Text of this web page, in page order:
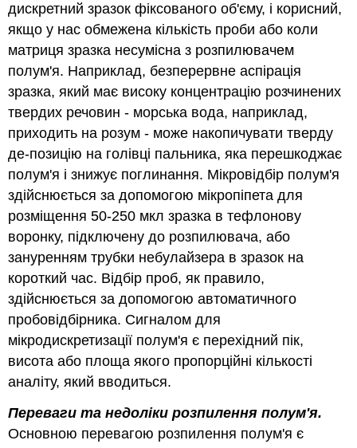
дискретний зразок фіксованого об'єму, і корисний,
якщо у нас обмежена кількість проби або коли
матриця зразка несумісна з розпилювачем
полум'я. Наприклад, безперервне аспірація
зразка, який має високу концентрацію розчинених
твердих речовин - морська вода, наприклад,
приходить на розум - може накопичувати тверду
де-позицію на голівці пальника, яка перешкоджає
полум'я і знижує поглинання. Мікровідбір полум'я
здійснюється за допомогою мікропіпета для
розміщення 50-250 мкл зразка в тефлонову
воронку, підключену до розпилювача, або
зануренням трубки небулайзера в зразок на
короткий час. Відбір проб, як правило,
здійснюється за допомогою автоматичного
пробовідбірника. Сигналом для
мікродискретизації полум'я є перехідний пік,
висота або площа якого пропорційні кількості
аналіту, який вводиться.
Переваги та недоліки розпилення полум'я.
Основною перевагою розпилення полум'я є